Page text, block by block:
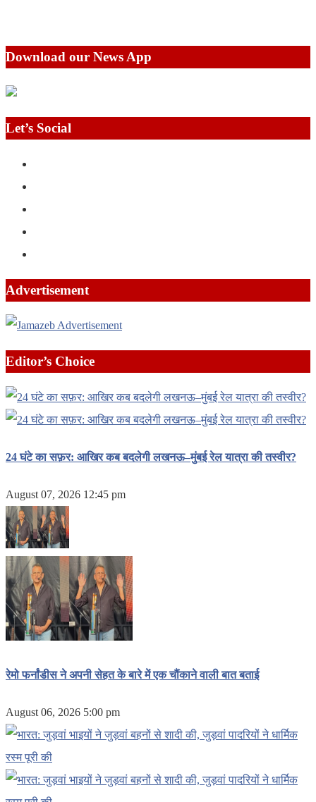
Download our News App
Let’s Social
Advertisement
Editor’s Choice
24 घंटे का सफ़र: आखिर कब बदलेगी लखनऊ–मुंबई रेल यात्रा की तस्वीर?
August 07, 2026 12:45 pm
रेमो फर्नांडीस ने अपनी सेहत के बारे में एक चौंकाने वाली बात बताई
August 06, 2026 5:00 pm